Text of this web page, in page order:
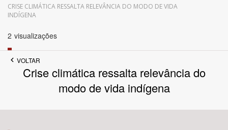
CRISE CLIMÁTICA RESSALTA RELEVÂNCIA DO MODO DE VIDA
INDÍGENA
2 visualizações
VOLTAR
Crise climática ressalta relevância do
modo de vida indígena